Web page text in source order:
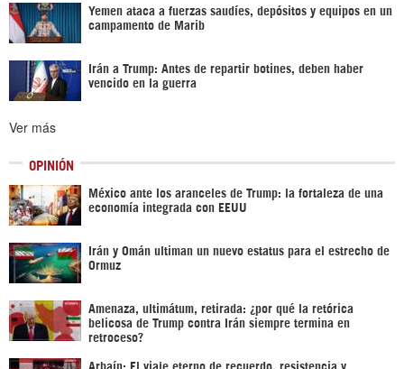
Yemen ataca a fuerzas saudíes, depósitos y equipos en un
campamento de Marib
Irán a Trump: Antes de repartir botines, deben haber
vencido en la guerra
Ver más
OPINIÓN
México ante los aranceles de Trump: la fortaleza de una
economía integrada con EEUU
Irán y Omán ultiman un nuevo estatus para el estrecho de
Ormuz
Amenaza, ultimátum, retirada: ¿por qué la retórica
belicosa de Trump contra Irán siempre termina en
retroceso?
Arbaín: El viaje eterno de recuerdo, resistencia y